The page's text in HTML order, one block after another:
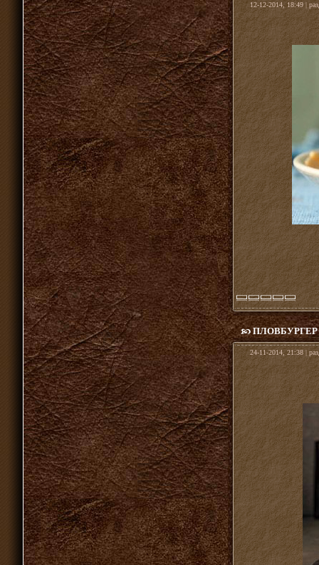
12-12-2014, 18:49 |
ПЛОВБУРГЕР
24-11-2014, 21:38 |